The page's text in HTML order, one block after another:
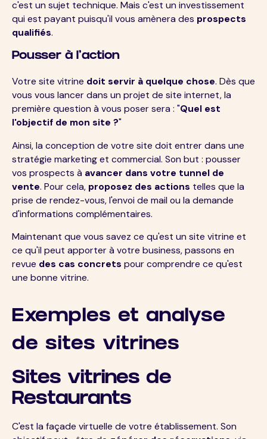
c'est un sujet technique. Mais c'est un investissement
qui est payant puisqu'il vous amènera des prospects
qualifiés.
Pousser à l'action
Votre site vitrine doit servir à quelque chose. Dès que
vous vous lancer dans un projet de site internet, la
première question à vous poser sera : "Quel est
l'objectif de mon site ?"
Ainsi, la conception de votre site doit entrer dans une
stratégie marketing et commercial. Son but : pousser
vos prospects à avancer dans votre tunnel de
vente. Pour cela, proposez des actions telles que la
prise de rendez-vous, l'envoi de mail ou la demande
d'informations complémentaires.
Maintenant que vous savez ce qu'est un site vitrine et
ce qu'il peut apporter à votre business, passons en
revue des cas concrets pour comprendre ce qu'est
une bonne vitrine.
Exemples et analyse
de sites vitrines
Sites vitrines de
Restaurants
C'est la façade virtuelle de votre établissement. Son